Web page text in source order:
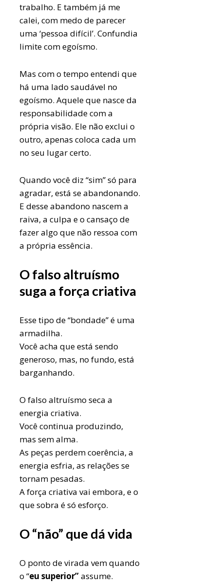
trabalho. E também já me
calei, com medo de parecer
uma ‘pessoa difícil’. Confundia
limite com egoísmo.
Mas com o tempo entendi que
há uma lado saudável no
egoísmo. Aquele que nasce da
responsabilidade com a
própria visão. Ele não exclui o
outro, apenas coloca cada um
no seu lugar certo.
Quando você diz “sim” só para
agradar, está se abandonando.
E desse abandono nascem a
raiva, a culpa e o cansaço de
fazer algo que não ressoa com
a própria essência.
O falso altruísmo
suga a força criativa
Esse tipo de “bondade” é uma
armadilha.
Você acha que está sendo
generoso, mas, no fundo, está
barganhando.
O falso altruísmo seca a
energia criativa.
Você continua produzindo,
mas sem alma.
As peças perdem coerência, a
energia esfria, as relações se
tornam pesadas.
A força criativa vai embora, e o
que sobra é só esforço.
O “não” que dá vida
O ponto de virada vem quando
o “eu superior”assume.